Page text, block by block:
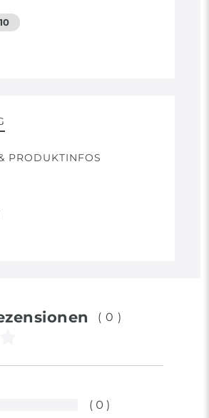
PRODUKTINFOS
(0)
0